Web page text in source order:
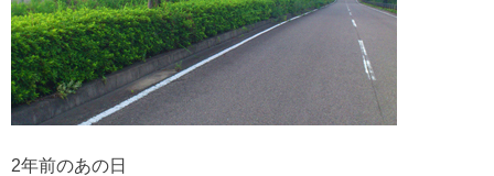
2年前のあの日